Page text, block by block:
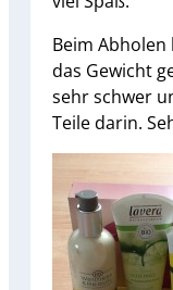
Beim
das Gewicht
sehr schwer
Teile darin.